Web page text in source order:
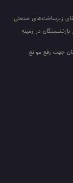
زیرساخت‌های صنعتی
و رفع ابهامات بیش از ۱۵۰۰۰ نفر از بازنشستگان در زمینه
جهت رفع موانع